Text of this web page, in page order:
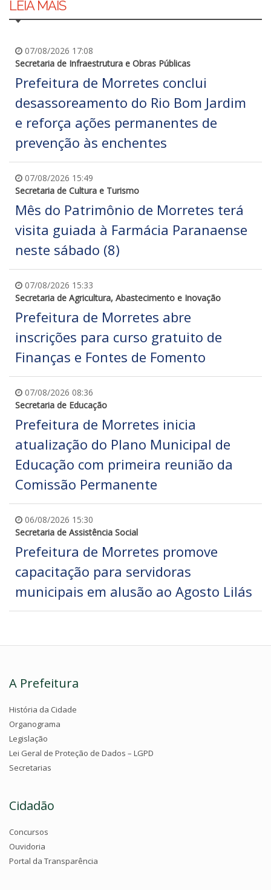
LEIA MAIS
07/08/2026 17:08
Secretaria de Infraestrutura e Obras Públicas
Prefeitura de Morretes conclui
desassoreamento do Rio Bom Jardim
e reforça ações permanentes de
prevenção às enchentes
07/08/2026 15:49
Secretaria de Cultura e Turismo
Mês do Patrimônio de Morretes terá
visita guiada à Farmácia Paranaense
neste sábado (8)
07/08/2026 15:33
Secretaria de Agricultura, Abastecimento e Inovação
Prefeitura de Morretes abre
inscrições para curso gratuito de
Finanças e Fontes de Fomento
07/08/2026 08:36
Secretaria de Educação
Prefeitura de Morretes inicia
atualização do Plano Municipal de
Educação com primeira reunião da
Comissão Permanente
06/08/2026 15:30
Secretaria de Assistência Social
Prefeitura de Morretes promove
capacitação para servidoras
municipais em alusão ao Agosto Lilás
A Prefeitura
História da Cidade
Organograma
Legislação
Lei Geral de Proteção de Dados – LGPD
Secretarias
Cidadão
Concursos
Ouvidoria
Portal da Transparência